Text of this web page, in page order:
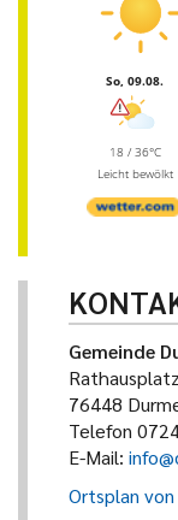
So, 09.08.
18 / 36°C
Leicht bewölkt
Gemeinde
76448
Telefon
E-Mail:
Ortsplan